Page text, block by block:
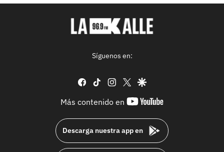
Síguenos en:
facebook
tiktok instagram
twittergoogle
Más contenido en
youtube-
Descarga nuestra app en